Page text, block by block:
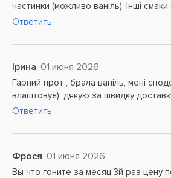
частинки (можливо ваніль). Інші
Ответить
Ірина 01 июня 2026
Гарний прот , брала ваніль, мені
влаштовує), дякую за швидку
Ответить
Фрося 01 июня 2026
Вы что гоните за месяц 3й раз цену